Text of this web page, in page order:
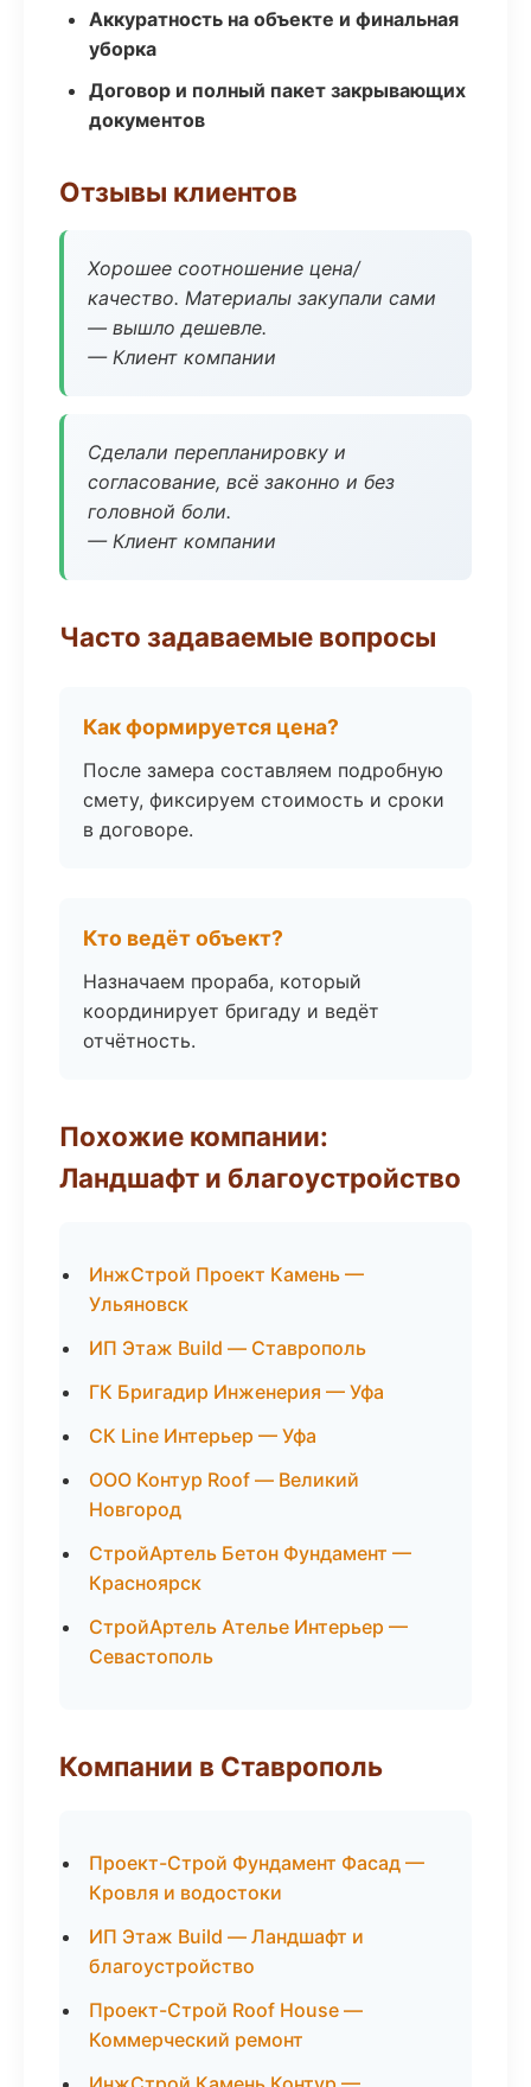
Аккуратность на объекте и финальная
уборка
Договор и полный пакет закрывающих
документов
Отзывы клиентов
Хорошее соотношение цена/
качество. Материалы закупали сами
— вышло дешевле.
— Клиент компании
Сделали перепланировку и
согласование, всё законно и без
головной боли.
— Клиент компании
Часто задаваемые вопросы
Как формируется цена?
После замера составляем подробную
смету, фиксируем стоимость и сроки
в договоре.
Кто ведёт объект?
Назначаем прораба, который
координирует бригаду и ведёт
отчётность.
Похожие компании:
Ландшафт и благоустройство
ИнжСтрой Проект Камень —
Ульяновск
ИП Этаж Build — Ставрополь
ГК Бригадир Инженерия — Уфа
СК Line Интерьер — Уфа
ООО Контур Roof — Великий
Новгород
СтройАртель Бетон Фундамент —
Красноярск
СтройАртель Ателье Интерьер —
Севастополь
Компании в Ставрополь
Проект-Строй Фундамент Фасад —
Кровля и водостоки
ИП Этаж Build — Ландшафт и
благоустройство
Проект-Строй Roof House —
Коммерческий ремонт